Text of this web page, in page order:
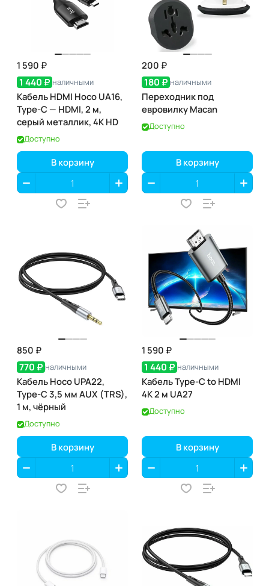
1 590 ₽
1 440 ₽ наличными
Кабель HDMI Hoco UA16,
Type-C — HDMI, 2 м,
серый металлик, 4K HD
Доступно
В корзину
200 ₽
180 ₽ наличными
Переходник под
евровилку Macan
Доступно
В корзину
850 ₽
770 ₽ наличными
Кабель Hoco UPA22,
Type-C 3,5 мм AUX (TRS),
1 м, чёрный
Доступно
В корзину
1 590 ₽
1 440 ₽ наличными
Кабель Type-C to HDMI
4K 2 м UA27
Доступно
В корзину